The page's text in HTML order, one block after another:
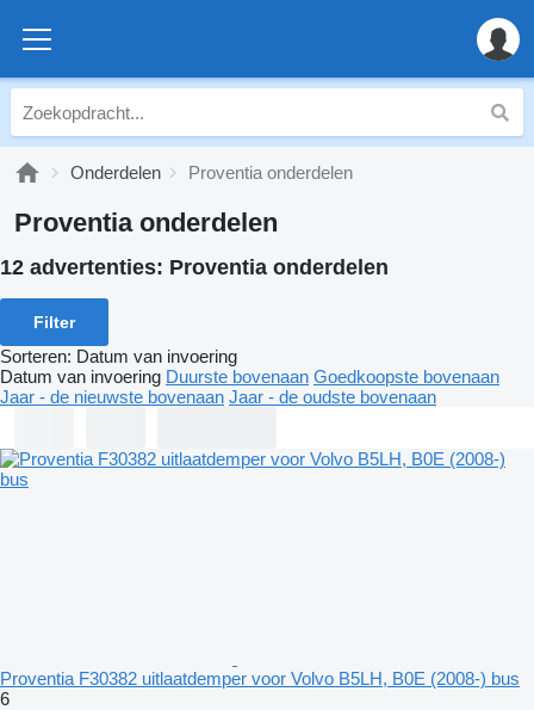
Onderdelen Proventia onderdelen
Proventia onderdelen
12 advertenties: Proventia onderdelen
Filter
Sorteren: Datum van invoering
Datum van invoering Duurste bovenaan Goedkoopste bovenaan
Jaar - de nieuwste bovenaan Jaar - de oudste bovenaan
Proventia F30382 uitlaatdemper voor Volvo B5LH, B0E (2008-) bus
6